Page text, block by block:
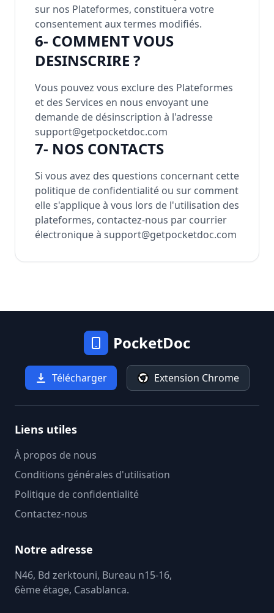
sur nos Plateformes, constituera votre
consentement aux termes modifiés.
6- COMMENT VOUS
DESINSCRIRE ?
Vous pouvez vous exclure des Plateformes
et des Services en nous envoyant une
demande de désinscription à l'adresse
support@getpocketdoc.com
7- NOS CONTACTS
Si vous avez des questions concernant cette
politique de confidentialité ou sur comment
elle s'applique à vous lors de l'utilisation des
plateformes, contactez-nous par courrier
électronique à support@getpocketdoc.com
PocketDoc
Télécharger Extension Chrome
Liens utiles
À propos de nous
Conditions générales d'utilisation
Politique de confidentialité
Contactez-nous
Notre adresse
N46, Bd zerktouni, Bureau n15-16,
6ème étage, Casablanca.